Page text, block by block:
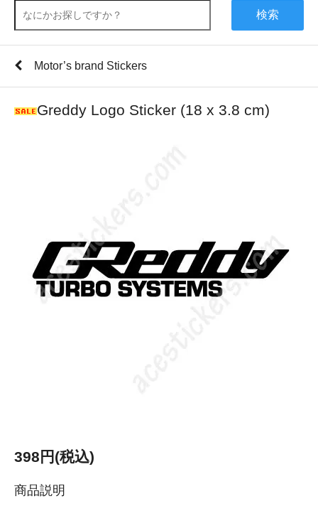
検索
Motor’s brand Stickers
Greddy Logo Sticker (18 x 3.8 cm)
398円(税込)
商品説明